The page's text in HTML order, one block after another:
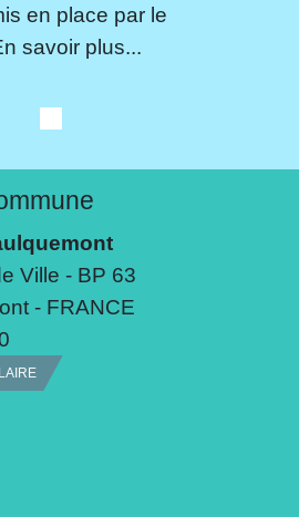
en place par le
savoir plus...
Ville - BP 63
- FRANCE